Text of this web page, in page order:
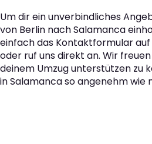
Um dir ein unverbindliches
von Berlin nach Salamanca
einfach das Kontaktformular
oder ruf uns direkt an. Wir
deinem Umzug unterstützen zu
in Salamanca so angenehm wie